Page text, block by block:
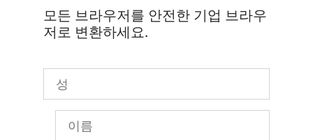
모든 브라우저를 안전한 기업 브라우
저로 변환하세요.